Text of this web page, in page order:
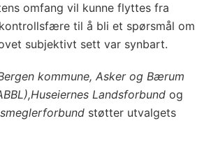
omfang vil kunne flyttes fra
til å bli et spørsmål om
subjektivt sett var synbart.
kommune, Asker og Bærum
Huseiernes Landsforbund og
støtter utvalgets